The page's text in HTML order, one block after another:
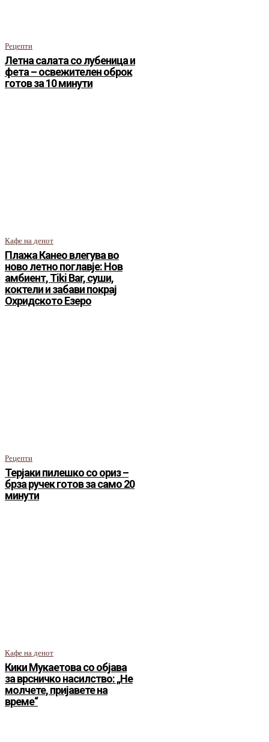
Рецепти
Летна салата со лубеница и
фета – освежителен оброк
готов за 10 минути
Кафе на денот
Плажа Канео влегува во
ново летно поглавје: Нов
амбиент, Tiki Bar, суши,
коктели и забави покрај
Охридското Езеро
Рецепти
Терјаки пилешко со ориз –
брза ручек готов за само 20
минути
Кафе на денот
Кики Мукаетова со објава
за врсничко насилство: „Не
молчете, пријавете на
време“